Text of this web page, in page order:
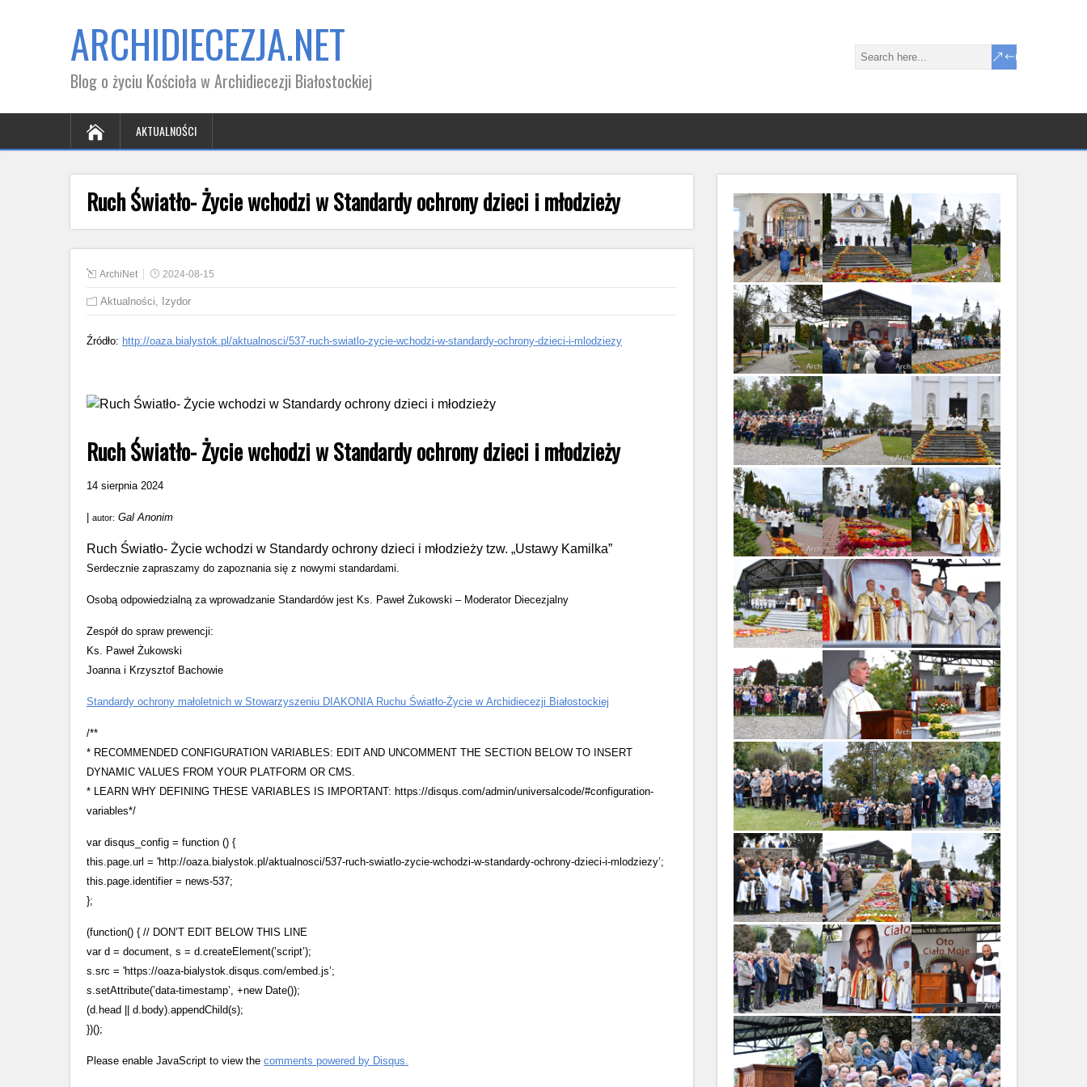
ARCHIDIECEZJA.NET
Blog o życiu Kościoła w Archidiecezji Białostockiej
AKTUALNOŚCI
Ruch Światło- Życie wchodzi w Standardy ochrony dzieci i młodzieży
ArchiNet 2024-08-15
Aktualności, Izydor
Źródło: http://oaza.bialystok.pl/aktualnosci/537-ruch-swiatlo-zycie-wchodzi-w-standardy-ochrony-dzieci-i-mlodziezy
Ruch Światło- Życie wchodzi w Standardy ochrony dzieci i młodzieży
14 sierpnia 2024
autor: Gal Anonim
Ruch Światło- Życie wchodzi w Standardy ochrony dzieci i młodzieży tzw. „Ustawy Kamilka”
Serdecznie zapraszamy do zapoznania się z nowymi standardami.
Osobą odpowiedzialną za wprowadzanie Standardów jest Ks. Paweł Żukowski – Moderator Diecezjalny
Zespół do spraw prewencji:
Ks. Paweł Żukowski
Joanna i Krzysztof Bachowie
Standardy ochrony małoletnich w Stowarzyszeniu DIAKONIA Ruchu Światło-Życie w Archidiecezji Białostockiej
/**
* RECOMMENDED CONFIGURATION VARIABLES: EDIT AND UNCOMMENT THE SECTION BELOW TO INSERT
DYNAMIC VALUES FROM YOUR PLATFORM OR CMS.
* LEARN WHY DEFINING THESE VARIABLES IS IMPORTANT: https://disqus.com/admin/universalcode/#configuration-
variables*/
var disqus_config = function () {
this.page.url = 'http://oaza.bialystok.pl/aktualnosci/537-ruch-swiatlo-zycie-wchodzi-w-standardy-ochrony-dzieci-i-mlodziezy’;
this.page.identifier = news-537;
};
(function() { // DON’T EDIT BELOW THIS LINE
var d = document, s = d.createElement(’script’);
s.src = 'https://oaza-bialystok.disqus.com/embed.js’;
s.setAttribute(’data-timestamp’, +new Date());
(d.head || d.body).appendChild(s);
})();
Please enable JavaScript to view the comments powered by Disqus.